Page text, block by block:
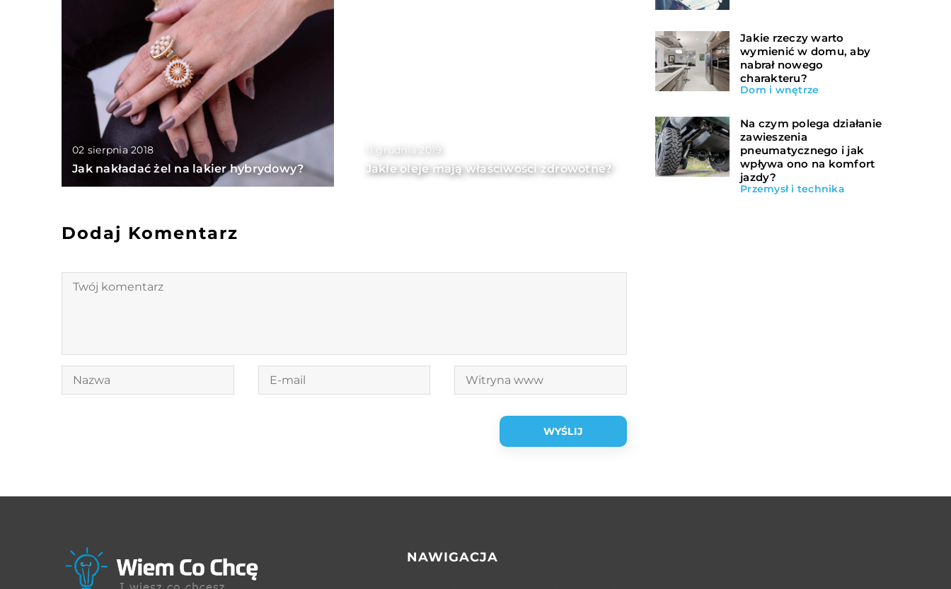
02 sierpnia 2018
Jak nakładać żel na lakier hybrydowy?
11 grudnia 2019
Jakie oleje mają właściwości zdrowotne?
Dodaj Komentarz
Jakie rzeczy warto
wymienić w domu, aby
nabrał nowego
charakteru?
Dom i wnętrze
Na czym polega działanie
zawieszenia
pneumatycznego i jak
wpływa ono na komfort
jazdy?
Przemysł i technika
NAWIGACJA